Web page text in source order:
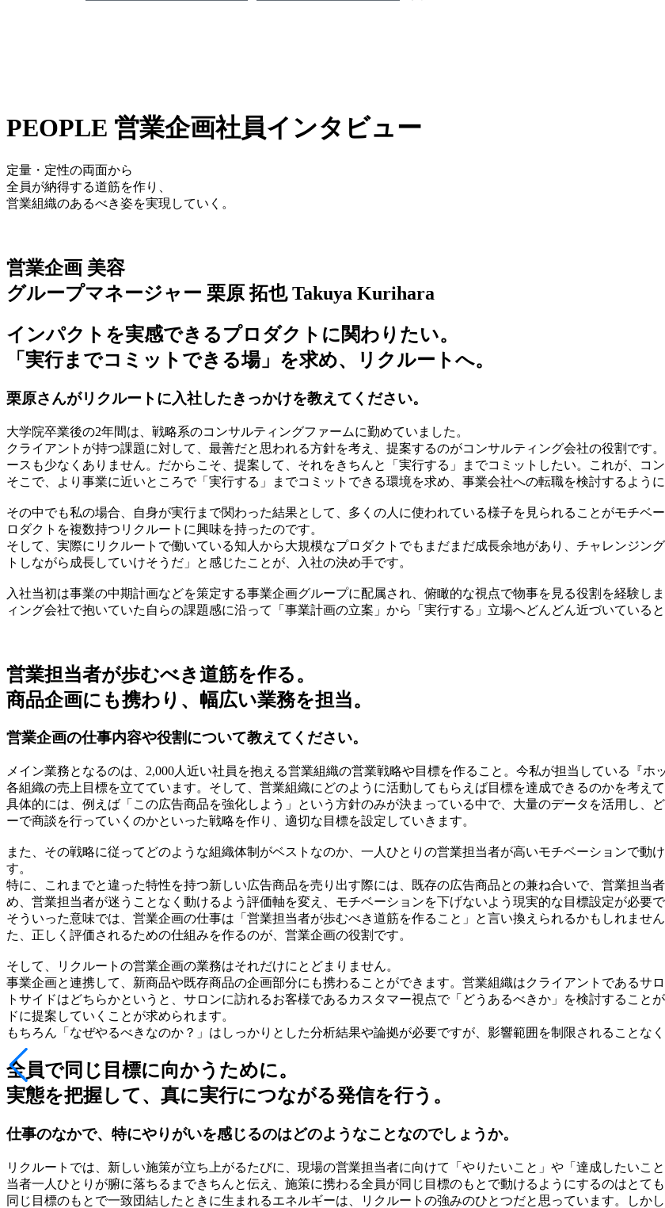
PEOPLE 営業企画社員インタビュー
定量・定性の両面から
全員が納得する道筋を作り、
営業組織のあるべき姿を実現していく。
営業企画 美容
グループマネージャー 栗原 拓也Takuya Kurihara
インパクトを実感できるプロダクトに関わりたい。
「実行までコミットできる場」を求め、リクルートへ。
栗原さんがリクルートに入社したきっかけを教えてください。
大学院卒業後の2年間は、戦略系のコンサルティングファームに勤めていました。
クライアントが持つ課題に対して、最善だと思われる方針を考え、提案するのがコンサルティング会社の役割です
ースも少なくありません。だからこそ、提案して、それをきちんと「実行する」までコミットしたい。これが、コ
そこで、より事業に近いところで「実行する」までコミットできる環境を求め、事業会社への転職を検討するように
その中でも私の場合、自身が実行まで関わった結果として、多くの人に使われている様子を見られることがモチベ
ロダクトを複数持つリクルートに興味を持ったのです。
そして、実際にリクルートで働いている知人から大規模なプロダクトでもまだまだ成長余地があり、チャレンジン
トしながら成長していけそうだ」と感じたことが、入社の決め手です。
入社当初は事業の中期計画などを策定する事業企画グループに配属され、俯瞰的な視点で物事を見る役割を経験し
ィング会社で抱いていた自らの課題感に沿って「事業計画の立案」から「実行する」立場へどんどん近づいていると
営業担当者が歩むべき道筋を作る。
商品企画にも携わり、幅広い業務を担当。
営業企画の仕事内容や役割について教えてください。
メイン業務となるのは、2,000人近い社員を抱える営業組織の営業戦略や目標を作ること。今私が担当している『
各組織の売上目標を立てています。そして、営業組織にどのように活動してもらえば目標を達成できるのかを考え
具体的には、例えば「この広告商品を強化しよう」という方針のみが決まっている中で、大量のデータを活用し、
ーで商談を行っていくのかといった戦略を作り、適切な目標を設定していきます。
また、その戦略に従ってどのような組織体制がベストなのか、一人ひとりの営業担当者が高いモチベーションで動
す。
特に、これまでと違った特性を持つ新しい広告商品を売り出す際には、既存の広告商品との兼ね合いで、営業担当
め、営業担当者が迷うことなく動けるよう評価軸を変え、モチベーションを下げないよう現実的な目標設定が必要で
そういった意味では、営業企画の仕事は「営業担当者が歩むべき道筋を作ること」と言い換えられるかもしれませ
た、正しく評価されるための仕組みを作るのが、営業企画の役割です。
そして、リクルートの営業企画の業務はそれだけにとどまりません。
事業企画と連携して、新商品や既存商品の企画部分にも携わることができます。営業組織はクライアントであるサ
トサイドはどちらかというと、サロンに訪れるお客様であるカスタマー視点で「どうあるべきか」を検討すること
ドに提案していくことが求められます。
もちろん「なぜやるべきなのか？」はしっかりとした分析結果や論拠が必要ですが、影響範囲を制限されることな
全員で同じ目標に向かうために。
実態を把握して、真に実行につながる発信を行う。
仕事のなかで、特にやりがいを感じるのはどのようなことなのでしょうか。
リクルートでは、新しい施策が立ち上がるたびに、現場の営業担当者に向けて「やりたいこと」や「達成したいこ
当者一人ひとりが腑に落ちるまできちんと伝え、施策に携わる全員が同じ目標のもとで動けるようにするのはとて
同じ目標のもとで一致団結したときに生まれるエネルギーは、リクルートの強みのひとつだと思っています。しか